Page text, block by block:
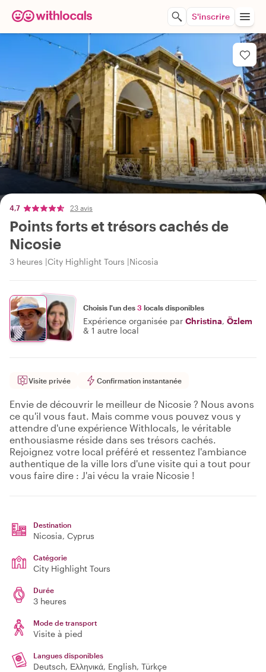
S'inscrire
4,7 23 avis
Points forts et trésors cachés de
Nicosie
3 heures City Highlight Tours Nicosia
Choisis l'un des 3 locals disponibles
Expérience organisée par Christina, Özlem
& 1 autre local
Visite privée Confirmation instantanée
Envie de découvrir le meilleur de Nicosie ? Nous avons
ce qu'il vous faut. Mais comme vous pouvez vous y
attendre d'une expérience Withlocals, le véritable
enthousiasme réside dans ses trésors cachés.
Rejoignez votre local préféré et ressentez l'ambiance
authentique de la ville lors d'une visite qui a tout pour
vous faire dire : J'ai vécu la vraie Nicosie !
Destination
Nicosia, Cyprus
Catégorie
City Highlight Tours
Durée
3 heures
Mode de transport
Visite à pied
Langues disponibles
Deutsch, Ελληνικά, English, Türkçe